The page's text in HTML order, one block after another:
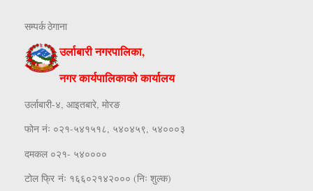
सम्पर्क ठेगाना
उर्लाबारी नगरपालिका,
नगर कार्यपालिकाको कार्यालय
उर्लाबारी-४, आइतबारे, माेरङ
फाेन नंः ०२१-५४१५१८, ५४०४५९, ५४०००३
दमकल ०२१- ५४००००
टोल फ्रि नंः १६६०२१४२००० (निः शुल्क)